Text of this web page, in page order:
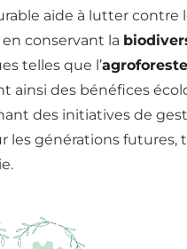
aide à lutter contre
conservant la
telles que l’
ainsi des bénéfices
des initiatives de
les générations futures,